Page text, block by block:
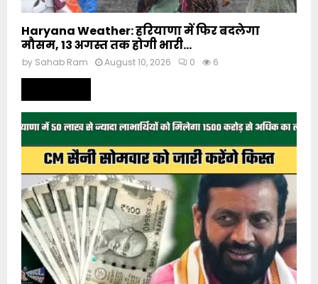
Haryana Weather: हरियाणा में फिर बदलेगा
मौसम, 13 अगस्त तक होगी भारी...
by Sahab Ram August 10, 2026 0 6